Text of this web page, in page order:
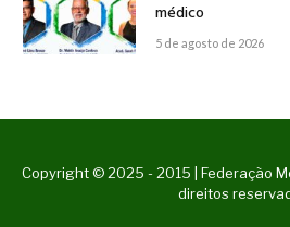
médico
5 de agosto de 2026
Copyright © 2025 - 2015 | Federação
direitos